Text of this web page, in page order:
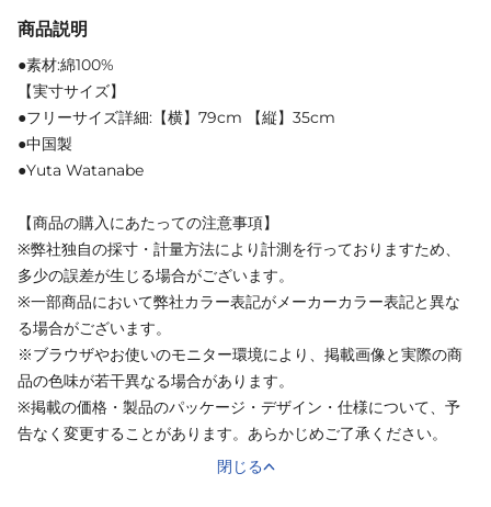
商品説明
●素材:綿100%
【実寸サイズ】
●フリーサイズ詳細:【横】79cm 【縦】35cm
●中国製
●Yuta Watanabe
【商品の購入にあたっての注意事項】
※弊社独自の採寸・計量方法により計測を行っておりますため、
多少の誤差が生じる場合がございます。
※一部商品において弊社カラー表記がメーカーカラー表記と異な
る場合がございます。
※ブラウザやお使いのモニター環境により、掲載画像と実際の商
品の色味が若干異なる場合があります。
※掲載の価格・製品のパッケージ・デザイン・仕様について、予
告なく変更することがあります。あらかじめご了承ください。
閉じる